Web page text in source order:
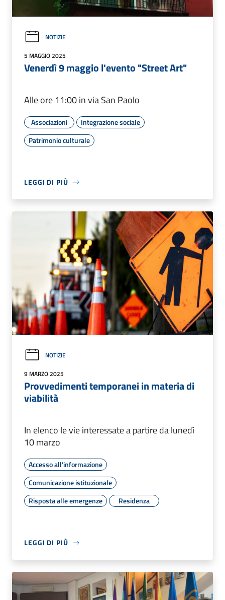
NOTIZIE
5 MAGGIO 2025
Venerdì 9 maggio l'evento "Street Art"
Alle ore 11:00 in via San Paolo
Associazioni
Integrazione sociale
Patrimonio culturale
LEGGI DI PIÙ
NOTIZIE
9 MARZO 2025
Provvedimenti temporanei in materia di
viabilità
In elenco le vie interessate a partire da lunedì
10 marzo
Accesso all'informazione
Comunicazione istituzionale
Risposta alle emergenze
Residenza
LEGGI DI PIÙ